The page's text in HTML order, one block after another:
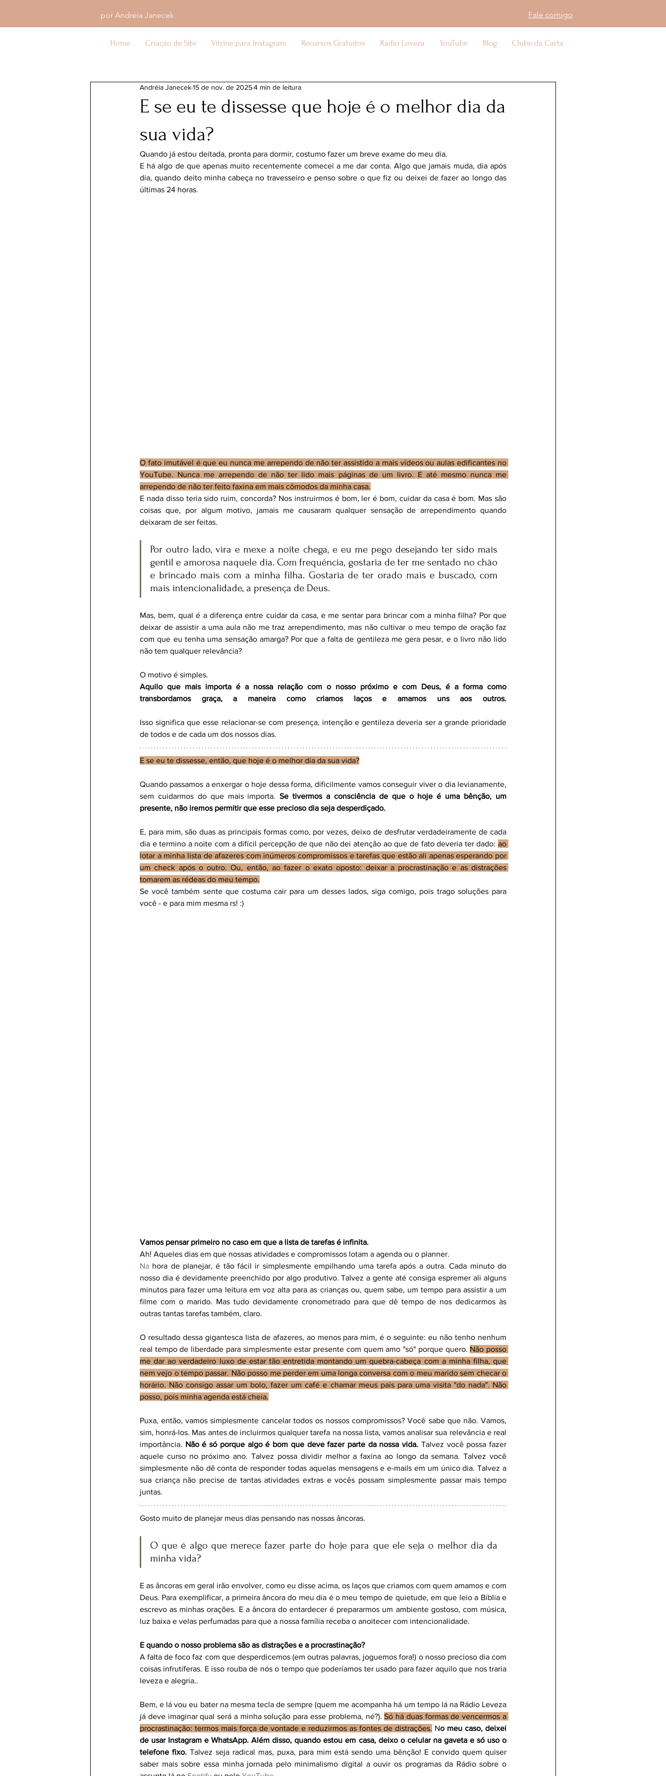
por Andréia Janecek Fale comigo
Home Criação de Site Vitrine para Instagram Recursos Gratuitos Rádio Leveza YouTube Blog Clube da Carta
E se eu te dissesse que hoje é o melhor dia da
sua vida?
Andréia Janecek15 de nov. de 20254 min de leitura
Quando já estou deitada, pronta para dormir, costumo fazer um breve exame do meu dia.
E há algo de que apenas muito recentemente comecei a me dar conta. Algo que jamais muda, dia após
dia, quando deito minha cabeça no travesseiro e penso sobre o que fiz ou deixei de fazer ao longo das
últimas 24 horas.
O fato imutável é que eu nunca me arrependo de não ter assistido a mais vídeos ou aulas edificantes no
YouTube. Nunca me arrependo de não ter lido mais páginas de um livro. E até mesmo nunca me
arrependo de não ter feito faxina em mais cômodos da minha casa.
E nada disso teria sido ruim, concorda? Nos instruirmos é bom, ler é bom, cuidar da casa é bom. Mas são
coisas que, por algum motivo, jamais me causaram qualquer sensação de arrependimento quando
deixaram de ser feitas.
Por outro lado, vira e mexe a noite chega, e eu me pego desejando ter sido mais
gentil e amorosa naquele dia. Com frequência, gostaria de ter me sentado no chão
e brincado mais com a minha filha. Gostaria de ter orado mais e buscado, com
mais intencionalidade, a presença de Deus.
Mas, bem, qual é a diferença entre cuidar da casa, e me sentar para brincar com a minha filha? Por que
deixar de assistir a uma aula não me traz arrependimento, mas não cultivar o meu tempo de oração faz
com que eu tenha uma sensação amarga? Por que a falta de gentileza me gera pesar, e o livro não lido
não tem qualquer relevância?
O motivo é simples.
Aquilo que mais importa é a nossa relação com o nosso próximo e com Deus, é a forma como
transbordamos graça, a maneira como criamos laços e amamos uns aos outros.
Isso significa que esse relacionar-se com presença, intenção e gentileza deveria ser a grande prioridade
de todos e de cada um dos nossos dias.
E se eu te dissesse, então, que hoje é o melhor dia da sua vida?
Quando passamos a enxergar o hoje dessa forma, dificilmente vamos conseguir viver o dia levianamente,
sem cuidarmos do que mais importa. Se tivermos a consciência de que o hoje é uma bênção, um
presente, não iremos permitir que esse precioso dia seja desperdiçado.
E, para mim, são duas as principais formas como, por vezes, deixo de desfrutar verdadeiramente de cada
dia e termino a noite com a difícil percepção de que não dei atenção ao que de fato deveria ter dado: ao
lotar a minha lista de afazeres com inúmeros compromissos e tarefas que estão ali apenas esperando por
um check após o outro. Ou, então, ao fazer o exato oposto: deixar a procrastinação e as distrações
tomarem as rédeas do meu tempo.
Se você também sente que costuma cair para um desses lados, siga comigo, pois trago soluções para
você - e para mim mesma rs! :)
Vamos pensar primeiro no caso em que a lista de tarefas é infinita.
Ah! Aqueles dias em que nossas atividades e compromissos lotam a agenda ou o planner.
Na hora de planejar, é tão fácil ir simplesmente empilhando uma tarefa após a outra. Cada minuto do
nosso dia é devidamente preenchido por algo produtivo. Talvez a gente até consiga espremer ali alguns
minutos para fazer uma leitura em voz alta para as crianças ou, quem sabe, um tempo para assistir a um
filme com o marido. Mas tudo devidamente cronometrado para que dê tempo de nos dedicarmos às
outras tantas tarefas também, claro.
O resultado dessa gigantesca lista de afazeres, ao menos para mim, é o seguinte: eu não tenho nenhum
real tempo de liberdade para simplesmente estar presente com quem amo "só" porque quero. Não posso
me dar ao verdadeiro luxo de estar tão entretida montando um quebra-cabeça com a minha filha, que
nem vejo o tempo passar. Não posso me perder em uma longa conversa com o meu marido sem checar o
horário. Não consigo assar um bolo, fazer um café e chamar meus pais para uma visita "do nada". Não
posso, pois minha agenda está cheia.
Puxa, então, vamos simplesmente cancelar todos os nossos compromissos? Você sabe que não. Vamos,
sim, honrá-los. Mas antes de incluirmos qualquer tarefa na nossa lista, vamos analisar sua relevância e real
importância. Não é só porque algo é bom que deve fazer parte da nossa vida. Talvez você possa fazer
aquele curso no próximo ano. Talvez possa dividir melhor a faxina ao longo da semana. Talvez você
simplesmente não dê conta de responder todas aquelas mensagens e e-mails em um único dia. Talvez a
sua criança não precise de tantas atividades extras e vocês possam simplesmente passar mais tempo
juntas.
Gosto muito de planejar meus dias pensando nas nossas âncoras.
O que é algo que merece fazer parte do hoje para que ele seja o melhor dia da
minha vida?
E as âncoras em geral irão envolver, como eu disse acima, os laços que criamos com quem amamos e com
Deus. Para exemplificar, a primeira âncora do meu dia é o meu tempo de quietude, em que leio a Bíblia e
escrevo as minhas orações. E a âncora do entardecer é prepararmos um ambiente gostoso, com música,
luz baixa e velas perfumadas para que a nossa família receba o anoitecer com intencionalidade.
E quando o nosso problema são as distrações e a procrastinação?
A falta de foco faz com que desperdicemos (em outras palavras, joguemos fora!) o nosso precioso dia com
coisas infrutíferas. E isso rouba de nós o tempo que poderíamos ter usado para fazer aquilo que nos traria
leveza e alegria..
Bem, e lá vou eu bater na mesma tecla de sempre (quem me acompanha há um tempo lá na Rádio Leveza
já deve imaginar qual será a minha solução para esse problema, né?). Só há duas formas de vencermos a
procrastinação: termos mais força de vontade e reduzirmos as fontes de distrações. No meu caso, deixei
de usar Instagram e WhatsApp. Além disso, quando estou em casa, deixo o celular na gaveta e só uso o
telefone fixo. Talvez seja radical mas, puxa, para mim está sendo uma bênção! E convido quem quiser
saber mais sobre essa minha jornada pelo minimalismo digital a ouvir os programas da Rádio sobre o